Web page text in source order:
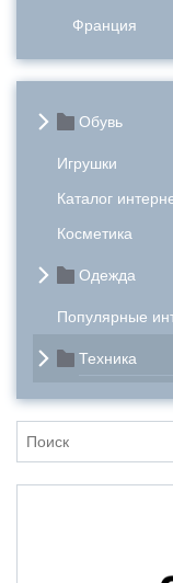
Франция
Обувь
Игрушки
Каталог
Косметика
Одежда
Популярные
Техника